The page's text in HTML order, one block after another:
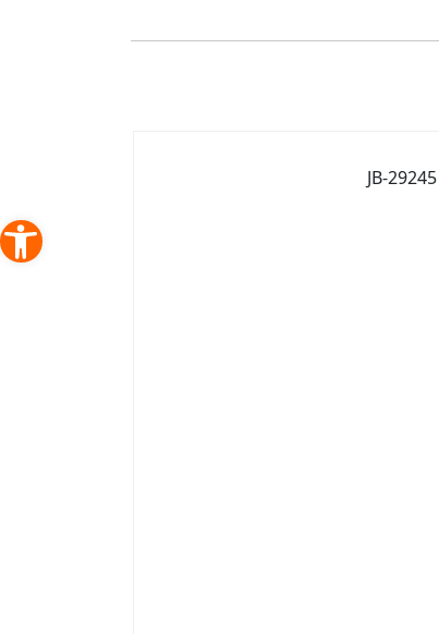
JB-29245
פתח